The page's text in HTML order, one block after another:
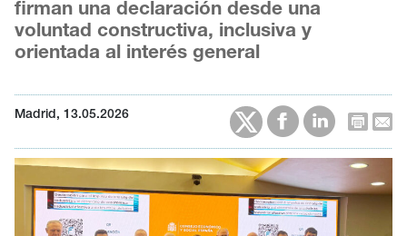
firman una declaración desde una
voluntad constructiva, inclusiva y
orientada al interés general
Madrid, 13.05.2026